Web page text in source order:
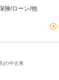
険/ローン/他
)の中古車